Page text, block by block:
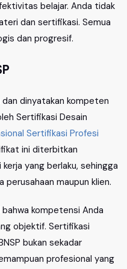
belajar. Anda tidak
dan sertifikasi. Semua
dan progresif.
dinyatakan kompeten
Sertifikasi Desain
Sertifikasi Profesi
ini diterbitkan
yang berlaku, sehingga
maupun klien.
kompetensi Anda
objektif. Sertifikasi
bukan sekadar
profesional yang